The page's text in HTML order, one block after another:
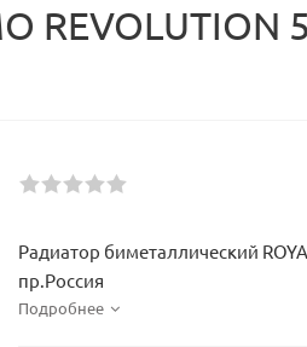
REVOLUTION
Радиатор биметаллический
пр.Россия
Подробнее